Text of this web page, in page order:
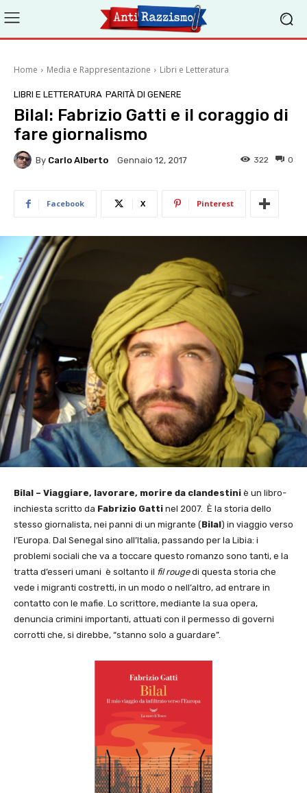
Home Media e Rappresentazione Libri e Letteratura
LIBRI E LETTERATURA PARITÀ DI GENERE
Bilal: Fabrizio Gatti e il coraggio di
fare giornalismo
By Carlo Alberto Gennaio 12, 2017 0
322
Facebook X Pinterest
Bilal – Viaggiare, lavorare, morire da clandestini è un libro-
inchiesta scritto da Fabrizio Gatti nel 2007. È la storia dello
stesso giornalista, nei panni di un migrante (Bilal) in viaggio verso
l’Europa. Dal Senegal sino all’Italia, passando per la Libia: i
problemi sociali che va a toccare questo romanzo sono tanti, e la
tratta d’esseri umani è soltanto il fil rougedi questa storia che
vede i migranti costretti, in un modo o nell’altro, ad entrare in
contatto con le mafie. Lo scrittore, mediante la sua opera,
denuncia crimini importanti, attuati con il permesso di governi
corrotti che, si direbbe, “stanno solo a guardare”.